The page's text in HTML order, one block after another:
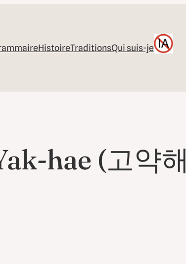
HistoireTraditionsQui suis-je
hae (고약해